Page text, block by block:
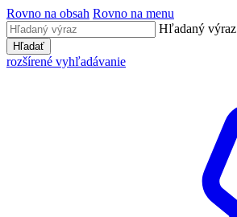
Rovno na obsah Rovno na menu
Hľadaný výraz
Hľadať
rozšírené vyhľadávanie